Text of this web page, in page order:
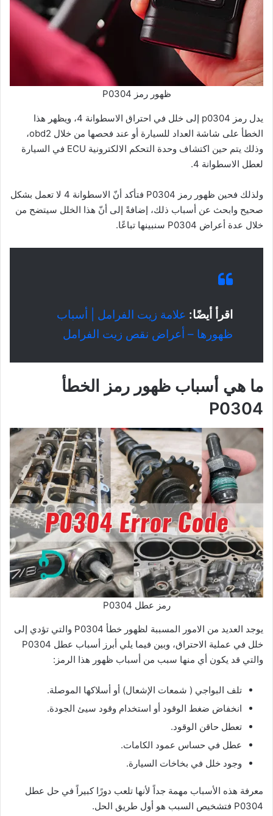
ظهور رمز P0304
يدل رمز p0304 إلى خلل في احتراق الاسطوانة 4، ويظهر هذا
الخطأ على شاشة العداد للسيارة أو عند فحصها من خلال obd2،
وذلك يتم حين اكتشاف وحدة التحكم الالكترونية ECU في السيارة
لعطل الاسطوانة 4.
ولذلك فحين ظهور رمز P0304 فتأكد أنّ الاسطوانة 4 لا تعمل بشكل
صحيح وابحث عن أسباب ذلك، إضافةً إلى أنّ هذا الخلل سيتضح من
خلال عدة أعراض P0304 سنبينها تباعًا.
اقرأ أيضًا: علامة زيت الفرامل | أسباب
ظهورها – أعراض نقص زيت الفرامل
ما هي أسباب ظهور رمز الخطأ
P0304
رمز عطل P0304
يوجد العديد من الامور المسببة لظهور خطأ P0304 والتي تؤدي إلى
خلل في عملية الاحتراق، وبين فيما يلي أبرز أسباب عطل P0304
والتي قد يكون أي منها سبب من أسباب ظهور هذا الرمز:
تلف البواجي ( شمعات الإشعال) أو أسلاكها الموصلة.
انخفاض ضغط الوقود أو استخدام وقود سيئ الجودة.
تعطل حاقن الوقود.
عطل في حساس عمود الكامات.
وجود خلل في بخاخات السيارة.
معرفة هذه الأسباب مهمة جداً لأنها تلعب دورًا كبيراً في حل عطل
P0304 فتشخيص السبب هو أول طريق الحل.